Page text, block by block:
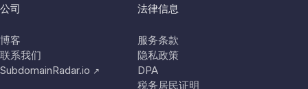
公司
博客
联系我们
SubdomainRadar.io ↗
法律信息
服务条款
隐私政策
DPA
税务居民证明